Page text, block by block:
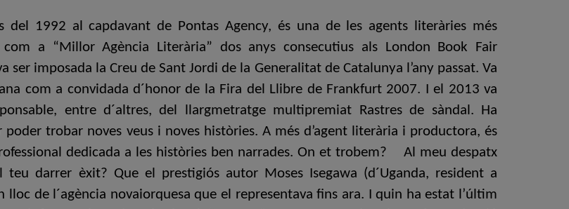
1992 al capdavant de Pontas Agency, és una de les agents literàries més
a “Millor Agència Literària” dos anys consecutius als London Book Fair
imposada la Creu de Sant Jordi de la Generalitat de Catalunya l’any passat. Va
com a convidada d´honor de la Fira del Llibre de Frankfurt 2007. I el 2013 va
entre d´altres, del llargmetratge multipremiat Rastres de sàndal. Ha
trobar noves veus i noves històries. A més d’agent literària i productora, és
dedicada a les històries ben narrades. On et trobem? Al meu despatx
darrer èxit? Que el prestigiós autor Moses Isegawa (d´Uganda, resident a
de l´agència novaiorquesa que el representava fins ara. I quin ha estat l’últim